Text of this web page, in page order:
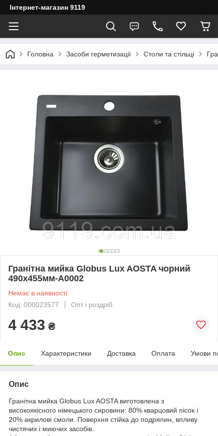
Інтернет-магазин 9119
Головна Засоби герметизації Столи та стільці
Гранітна мийка Globus Lux AOSTA чорний
490x455мм-А0002
Немає в наявності
Код: 000023577
Опт і роздріб
4 433 ₴
Опис Характеристики Доставка Оплата Умови
Опис
Гранітна мийка Globus Lux AOSTA виготовлена ​​з
високоякісного німецького сировини: 80% кварцовий пісок і
20% акрилові смоли. Поверхня стійка до подряпин, впливу
чистячих і миючих засобів.